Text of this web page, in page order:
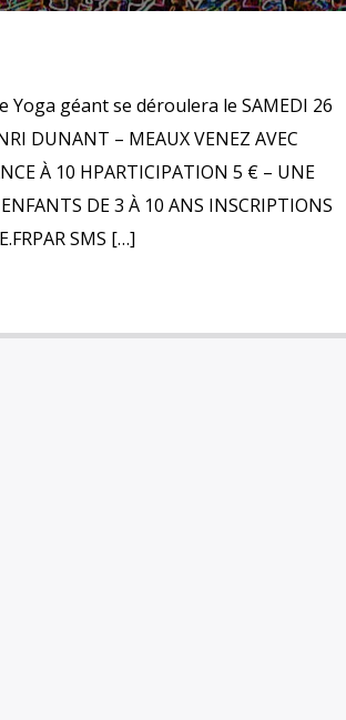
Yoga géant se déroulera le SAMEDI 26
DUNANT – MEAUX VENEZ AVEC
À 10 HPARTICIPATION 5 € – UNE
DE 3 À 10 ANS INSCRIPTIONS
SMS […]